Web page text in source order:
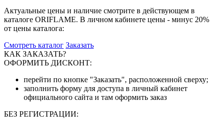
Актуальные цены и наличие смотрите в действующем в
каталоге ORIFLAME. В личном кабинете цены - минус 20%
от цены каталога:
Смотреть каталог Заказать
КАК ЗАКАЗАТЬ?
ОФОРМИТЬ ДИСКОНТ:
перейти по кнопке "Заказать", расположенной сверху;
заполнить форму для доступа в личный кабинет
официального сайта и там оформить заказ
БЕЗ РЕГИСТРАЦИИ: